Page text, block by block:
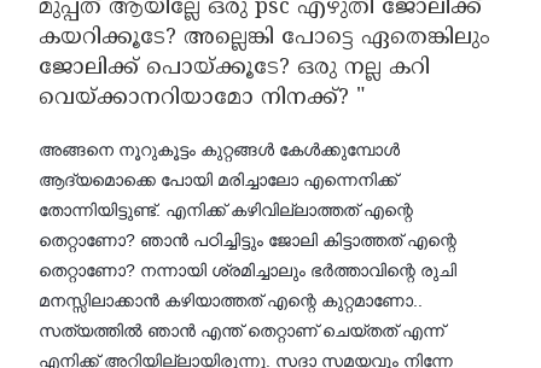
മുപ്പത് ആയില്ലേ ഒരു psc എഴുതി ജോലിക്ക്
കയറിക്കൂടേ? അല്ലെങ്കി പോട്ടെ ഏതെങ്കിലും
ജോലിക്ക് പൊയ്ക്കൂടേ? ഒരു നല്ല കറി
വെയ്ക്കാനറിയാമോ നിനക്ക്? "
അങ്ങനെ നൂറുകൂട്ടം കുറ്റങ്ങൾ കേൾക്കുമ്പോൾ
ആദ്യമൊക്കെ പോയി മരിച്ചാലോ എന്നെനിക്ക്
തോന്നിയിട്ടുണ്ട്. എനിക്ക് കഴിവില്ലാത്തത് എന്റെ
തെറ്റാണോ? ഞാൻ പഠിച്ചിട്ടും ജോലി കിട്ടാത്തത് എന്റെ
തെറ്റാണോ? നന്നായി ശ്രമിച്ചാലും ഭർത്താവിന്റെ രുചി
മനസ്സിലാക്കാൻ കഴിയാത്തത് എന്റെ കുറ്റമാണോ..
സത്യത്തിൽ ഞാൻ എന്ത് തെറ്റാണ് ചെയ്തത് എന്ന്
എനിക്ക് അറിയില്ലായിരുന്നു. സദാ സമയവും നിന്നേ